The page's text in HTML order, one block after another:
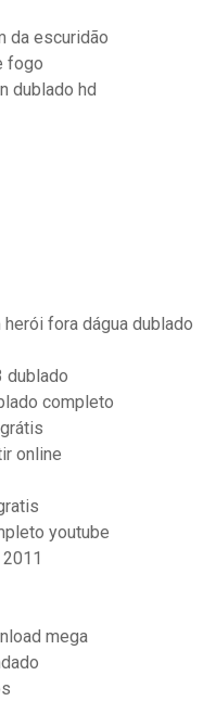
da escuridão
fogo
dublado hd
fora dágua dublado
dublado
completo
online
youtube
mega